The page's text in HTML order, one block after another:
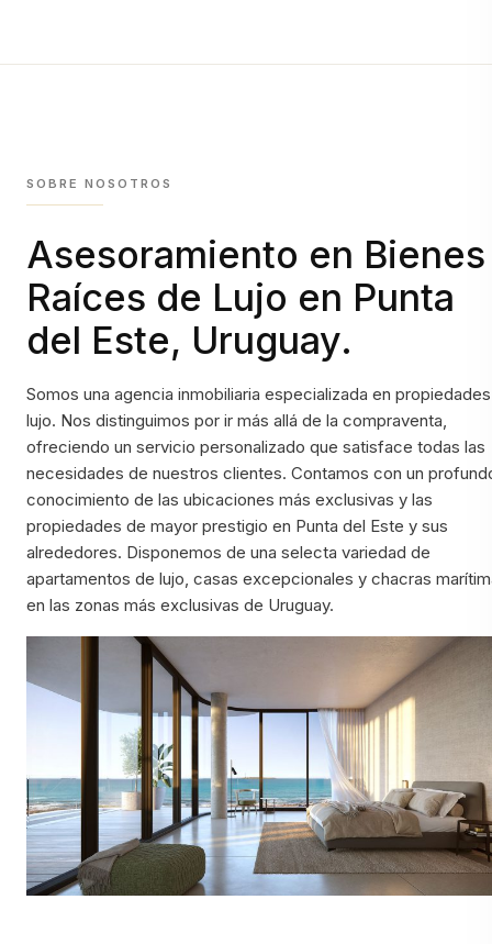
SOBRE NOSOTROS
Asesoramiento en Bienes
Raíces de Lujo en Punta
del Este, Uruguay.
Somos una agencia inmobiliaria especializada en
lujo. Nos distinguimos por ir más allá de la compraventa,
ofreciendo un servicio personalizado que satisface todas las
necesidades de nuestros clientes. Contamos con un
conocimiento de las ubicaciones más exclusivas y las
propiedades de mayor prestigio en Punta del Este y sus
alrededores. Disponemos de una selecta variedad de
apartamentos de lujo, casas excepcionales y chacras
en las zonas más exclusivas de Uruguay.